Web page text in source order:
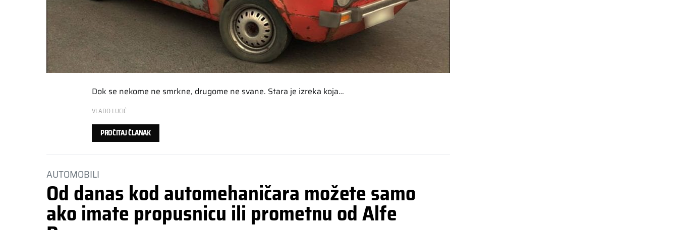
Dok se nekome ne smrkne, drugome ne svane. Stara je izreka koja…
VLADO LUCIĆ
PROČITAJ ČLANAK
AUTOMOBILI
Od danas kod automehaničara možete samo
ako imate propusnicu ili prometnu od Alfe